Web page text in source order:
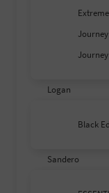
Journey
Journey
Logan
Black
Sandero